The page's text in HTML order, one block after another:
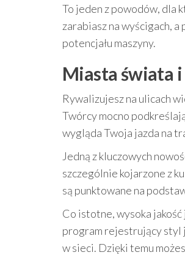
To jeden z powodów, dla
zarabiasz na wyścigach,
potencjału maszyny.
Miasta świata
Rywalizujesz na ulicach
Twórcy mocno
wygląda Twoja jazda na
Jedną z kluczowych
szczególnie kojarzone z
są punktowane na
Co istotne, wysoka jakość
program rejestrujący styl
w sieci. Dzięki temu